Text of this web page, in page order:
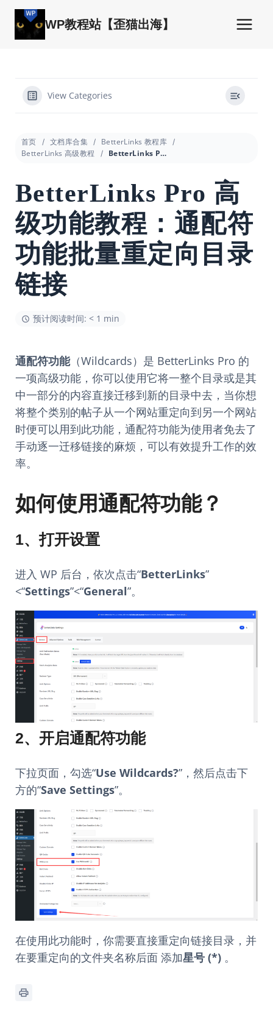
WP教程站【歪猫出海】
View Categories
首页 文档库合集
BetterLinks 教程库
BetterLinks 高级教程
BetterLinks Pro 高级功能教程：通配符功能批量重定向目录链接
BetterLinks Pro 高
级功能教程：通配符
功能批量重定向目录
链接
预计阅读时间: < 1 min
通配符功能（Wildcards）是 BetterLinks Pro 的
一项高级功能，你可以使用它将一整个目录或是其
中一部分的内容直接迁移到新的目录中去，当你想
将整个类别的帖子从一个网站重定向到另一个网站
时便可以用到此功能，通配符功能为使用者免去了
手动逐一迁移链接的麻烦，可以有效提升工作的效
率。
如何使用通配符功能？
1、打开设置
进入 WP 后台，依次点击“BetterLinks”
<“Settings”<“General”。
2、开启通配符功能
下拉页面，勾选“Use Wildcards?”，然后点击下
方的“Save Settings”。
在使用此功能时，你需要直接重定向链接目录，并
在要重定向的文件夹名称后面 添加星号 (*) 。